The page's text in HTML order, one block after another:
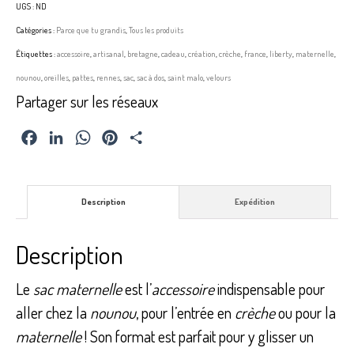
UGS : ND
Catégories : Parce que tu grandis,Tous les produits
Étiquettes :accessoire,artisanal, bretagne,cadeau,création,crèche, france, liberty, maternelle,
nounou,oreilles, pattes, rennes,sac,sac à dos,saint malo,velours
Partager sur les réseaux
FacebookLinkedInWhatsAppPinterest
Description Expédition
Description
Le sac maternelleest l’accessoireindispensable pour
aller chez la nounou, pour l’entrée en crècheou pour la
maternelle! Son format est parfait pour y glisser un